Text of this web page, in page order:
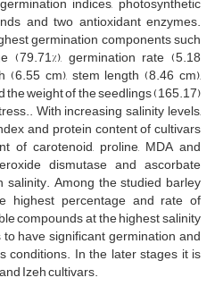
and two antioxidant enzymes.
germination components such
(79.71%), germination rate (5.18
(6.55 cm), stem length (8.46 cm),
weight of the seedlings (165.17)
With increasing salinity levels,
and protein content of cultivars
of carotenoid, proline, MDA and
dismutase and ascorbate
salinity. Among the studied barley
highest percentage and rate of
compounds at the highest salinity
have significant germination and
conditions. In the later stages it is
Izeh cultivars.